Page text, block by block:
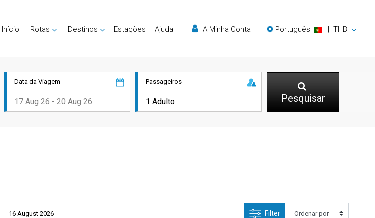
Início Rotas Destinos Estações Ajuda A Minha Conta Português | THB
Data da Viagem Passageiros
Pesquisar
16 August 2026 Filter